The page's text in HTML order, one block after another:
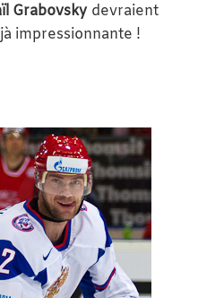
Grabovskydevraient
impressionnante !